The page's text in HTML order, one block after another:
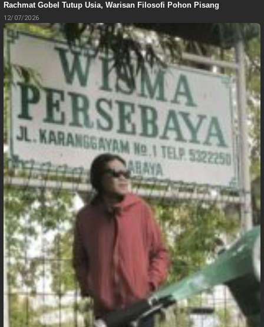
Rachmat Gobel Tutup Usia, Warisan Filosofi Pohon Pisang
12/07/2026